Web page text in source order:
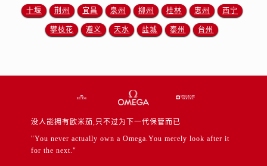
江苏省徐州市鼓楼区淮海东路29号苏宁广场IFC国际金融中心35层3508室售后服务中心（需提前预约）
十堰 荆州 宜昌 泉州 柳州 桂林 惠州 西宁
攀枝花 遵义 天水 盐城 泰州 台州
没人能拥有欧米茄,只不过为下一代保管而已
"You never actually own a Omega.You merely look after it
for the next."